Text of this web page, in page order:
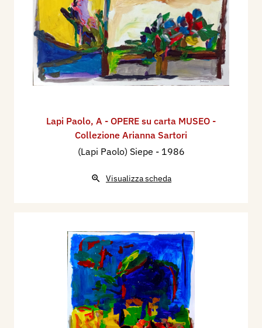
Lapi Paolo, A - OPERE su carta MUSEO -
Collezione Arianna Sartori
(Lapi Paolo) Siepe - 1986
Visualizza scheda